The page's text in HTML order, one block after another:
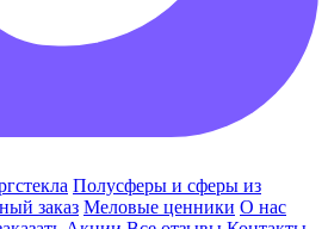
Полусферы и сферы из
заказ Меловые ценники О нас